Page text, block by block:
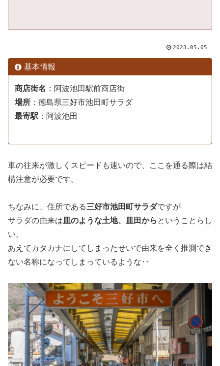
2023.05.05
基本情報
商店街名 ： 阿波池田駅前商店街
場所： 徳島県三好市池田町サラダ
最寄駅： 阿波池田
車の往来が激しくスピードも速いので、ここを通る際は結
構注意が必要です。
ちなみに、住所である三好市池田町サラダですが
サラダの由来は皿のような土地、皿田から ということらし
い。
あえてカタカナにしてしまったせいで由来を全く推測でき
ない名称になってしまっているような‥